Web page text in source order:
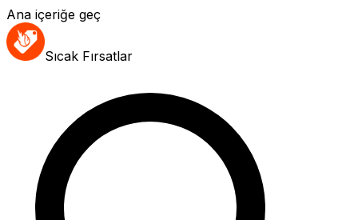
Ana içeriğe geç
Sıcak Fırsatlar